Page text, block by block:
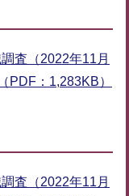
査（2022年11月
PDF：1,283KB）
査（2022年11月